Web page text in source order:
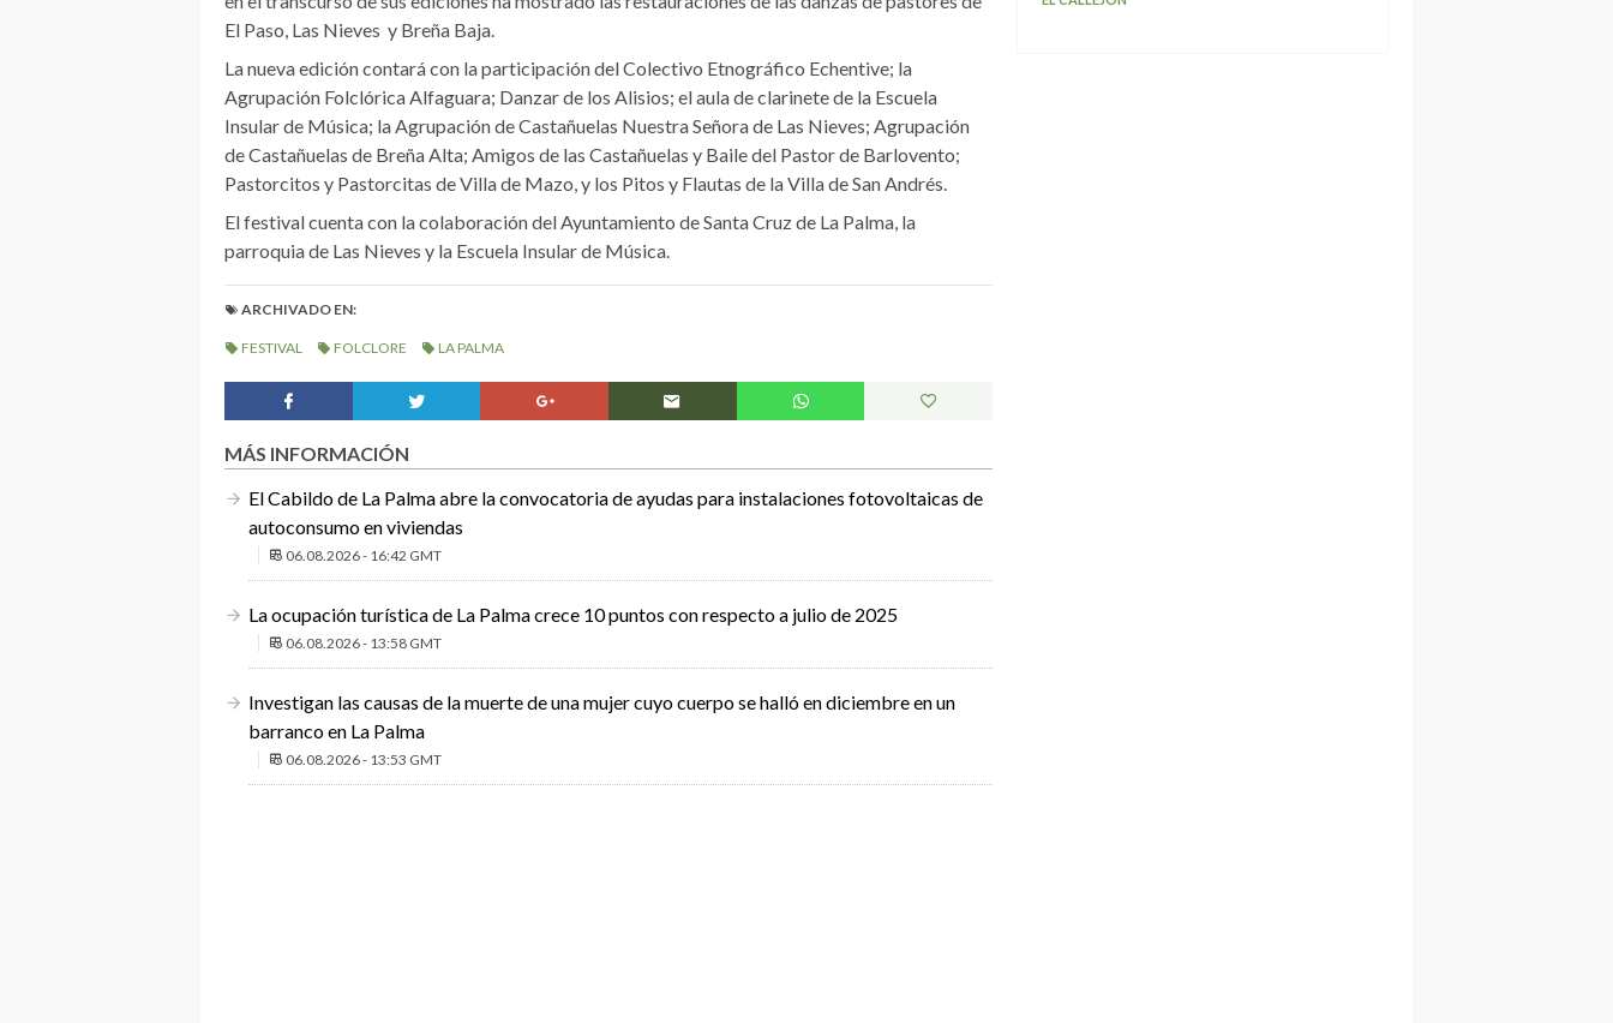
El Paso, Las Nieves y Breña Baja.
La nueva edición contará con la participación del Colectivo Etnográfico Echentive; la
Agrupación Folclórica Alfaguara; Danzar de los Alisios; el aula de clarinete de la Escuela
Insular de Música; la Agrupación de Castañuelas Nuestra Señora de Las Nieves; Agrupación
de Castañuelas de Breña Alta; Amigos de las Castañuelas y Baile del Pastor de Barlovento;
Pastorcitos y Pastorcitas de Villa de Mazo, y los Pitos y Flautas de la Villa de San Andrés.
El festival cuenta con la colaboración del Ayuntamiento de Santa Cruz de La Palma, la
parroquia de Las Nieves y la Escuela Insular de Música.
ARCHIVADO EN:
FESTIVAL FOLCLORE LA PALMA
MÁS INFORMACIÓN
El Cabildo de La Palma abre la convocatoria de ayudas para instalaciones fotovoltaicas de
autoconsumo en viviendas
06.08.2026 - 16:42 GMT
La ocupación turística de La Palma crece 10 puntos con respecto a julio de 2025
06.08.2026 - 13:58 GMT
Investigan las causas de la muerte de una mujer cuyo cuerpo se halló en diciembre en un
barranco en La Palma
06.08.2026 - 13:53 GMT